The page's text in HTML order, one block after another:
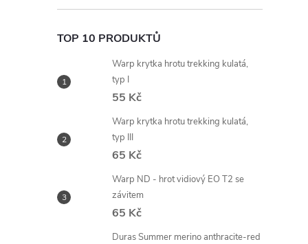
TOP 10 PRODUKTŮ
Warp krytka hrotu trekking kulatá,
typ I
55 Kč
Warp krytka hrotu trekking kulatá,
typ III
65 Kč
Warp ND - hrot vidiový EO T2 se
závitem
65 Kč
Duras Summer merino anthracite-red